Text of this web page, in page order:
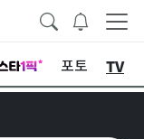
포토 TV